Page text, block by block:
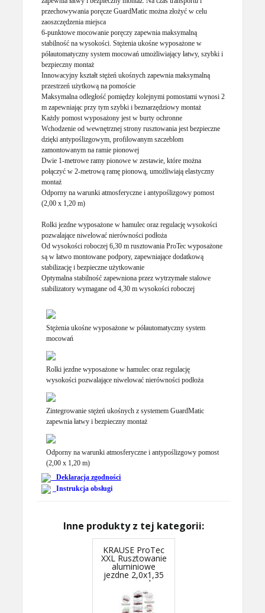
przechowywania poręcze GuardMatic można złożyć w celu
zaoszczędzenia miejsca
6-punktowe mocowanie poręczy zapewnia maksymalną
stabilność na wysokości. Stężenia ukośne wyposażone w
półautomatyczny system mocowań umożliwiający łatwy, szybki i
bezpieczny montaż
Innowacyjny kształt stężeń ukośnych zapewnia maksymalną
przestrzeń użytkową na pomoście
Maksymalna odległość pomiędzy kolejnymi pomostami wynosi 2
m zapewniając przy tym szybki i beznarzędziowy montaż
Każdy pomost wyposażony jest w burty ochronne
Wchodzenie od wewnętrznej strony rusztowania jest bezpieczne
dzięki antypoślizgowym, profilowanym szczeblom
zamontowanym na ramie pionowej
Dwie 1-metrowe ramy pionowe w zestawie, które można
połączyć w 2-metrową ramę pionową, umożliwiają elastyczny
montaż
Odporny na warunki atmosferyczne i antypoślizgowy pomost
(2,00 x 1,20 m)
Rolki jezdne wyposażone w hamulec oraz regulację wysokości
pozwalające niwelować nierówności podłoża
Od wysokości roboczej 6,30 m rusztowania ProTec wyposażone
są w łatwo montowane podpory, zapewniające dodatkową
stabilizację i bezpieczne użytkowanie
Optymalna stabilność zapewniona przez wytrzymałe stalowe
stabilizatory wymagane od 4,30 m wysokości roboczej
Stężenia ukośne wyposażone w półautomatyczny system
mocowań
Rolki jezdne wyposażone w hamulec oraz regulację
wysokości pozwalające niwelować nierówności podłoża
Zintegrowanie stężeń ukośnych z systemem GuardMatic
zapewnia łatwy i bezpieczny montaż
Odporny na warunki atmosferyczne i antypoślizgowy pomost
(2,00 x 1,20 m)
_Deklaracja zgodności
_Instrukcja obsługi
Inne produkty z tej kategorii:
KRAUSE ProTec
XXL Rusztowanie
aluminiowe
jezdne 2,0x1,35
m, wys.rob.
11,3m - 945181P
- GUARDMATIC
Nowa norma PN